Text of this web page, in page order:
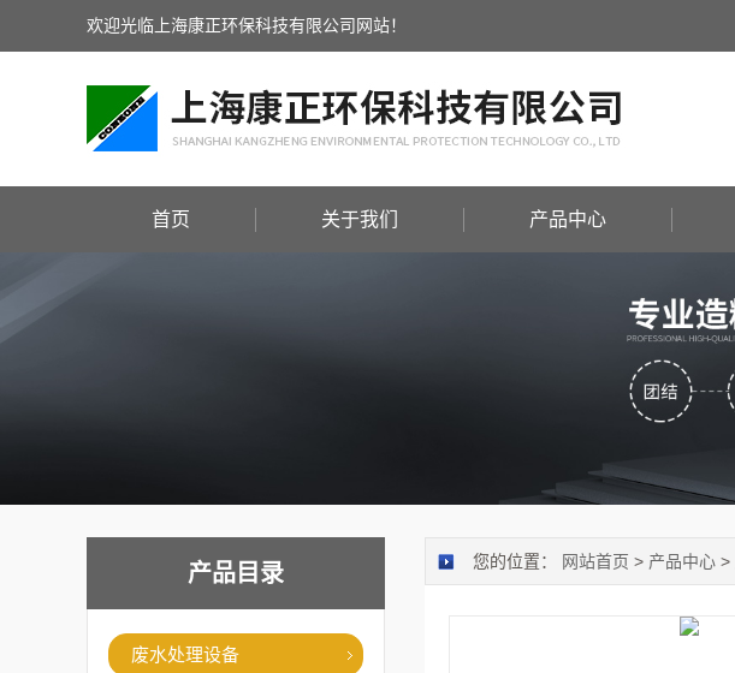
欢迎光临上海康正环保科技有限公司网站！
首页 关于我们 产品中心
产品目录
废水处理设备
您的位置： 网站首页 > 产品中心 >